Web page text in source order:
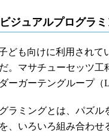
ジュアルプログラ
ども向けに利用され
。マサチューセッツ
ーガーテングループ（
ラミングとは、パズル
、いろいろ組み合わ